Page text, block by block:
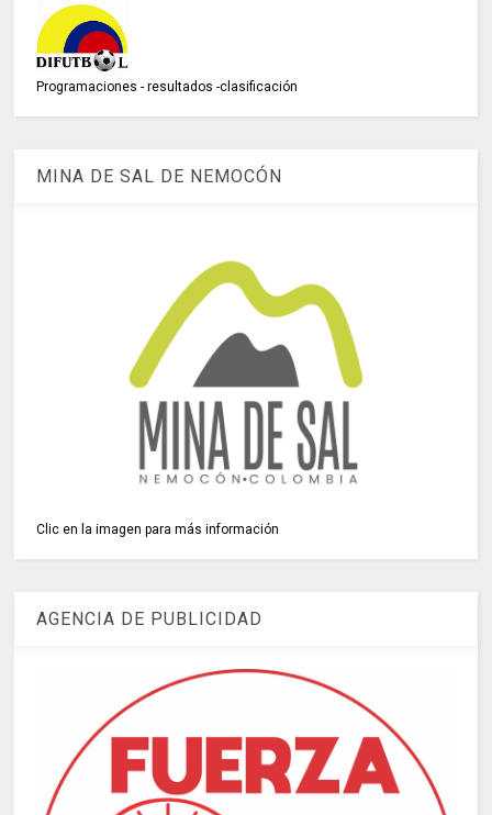
Programaciones - resultados -clasificación
MINA DE SAL DE NEMOCÓN
Clic en la imagen para más información
AGENCIA DE PUBLICIDAD